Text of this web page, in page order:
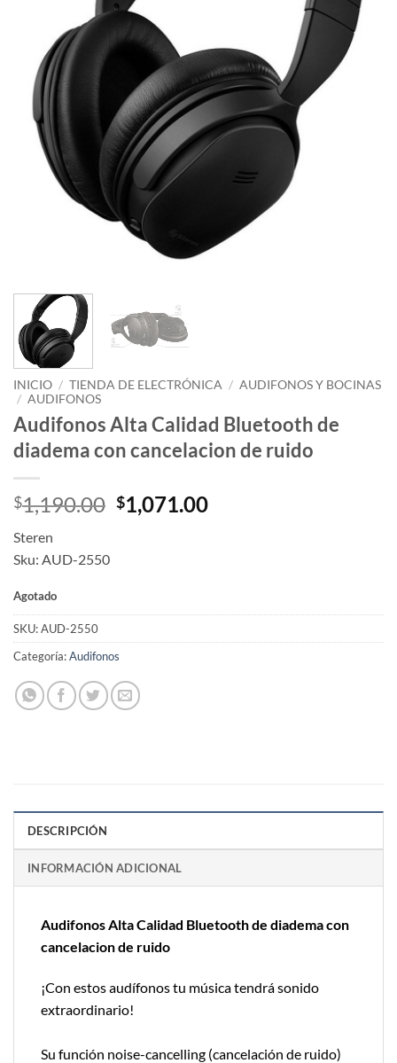
INICIO / TIENDA DE ELECTRÓNICA / AUDIFONOS Y BOCINAS
/ AUDIFONOS
Audifonos Alta Calidad Bluetooth de
diadema con cancelacion de ruido
$1,190.00 Original
price
$1,071.00Current
Steren
Sku: AUD-2550
Agotado
SKU:AUD-2550
Categoría:Audifonos
DESCRIPCIÓN
INFORMACIÓN ADICIONAL
Audifonos Alta Calidad Bluetooth de diadema con
cancelacion de ruido
¡Con estos audífonos tu música tendrá sonido
extraordinario!
Su función noise-cancelling (cancelación de ruido)